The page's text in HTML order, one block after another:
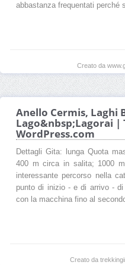
abbastanza frequentati perché
Creato da
Anello Cermis, Laghi
Lago&nbsp;Lagorai
WordPress.com
Dettagli Gita: lunga Quota
400 m circa in salita; 1000
interessante percorso nella
punto di inizio - e di arrivo -
con la macchina fino al
Creato da